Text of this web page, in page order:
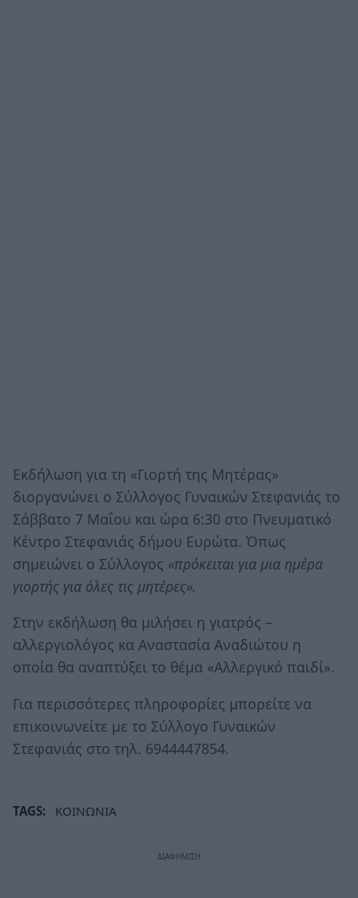
Εκδήλωση για τη «Γιορτή της Μητέρας»
διοργανώνει ο Σύλλογος Γυναικών Στεφανιάς το
Σάββατο 7 Μαΐου και ώρα 6:30 στο Πνευματικό
Κέντρο Στεφανιάς δήμου Ευρώτα. Όπως
σημειώνει ο Σύλλογος «πρόκειται για μια ημέρα
γιορτής για όλες τις μητέρες».
Στην εκδήλωση θα μιλήσει η γιατρός –
αλλεργιολόγος κα Αναστασία Αναδιώτου η
οποία θα αναπτύξει το θέμα «Αλλεργικό παιδί».
Για περισσότερες πληροφορίες μπορείτε να
επικοινωνείτε με το Σύλλογο Γυναικών
Στεφανιάς στο τηλ. 6944447854.
TAGS: ΚΟΙΝΩΝΙΑ